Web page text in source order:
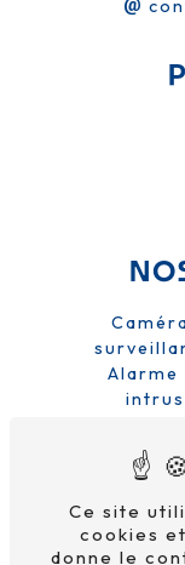
Alarme
et
Alarme
Ce site
cookies
donne le